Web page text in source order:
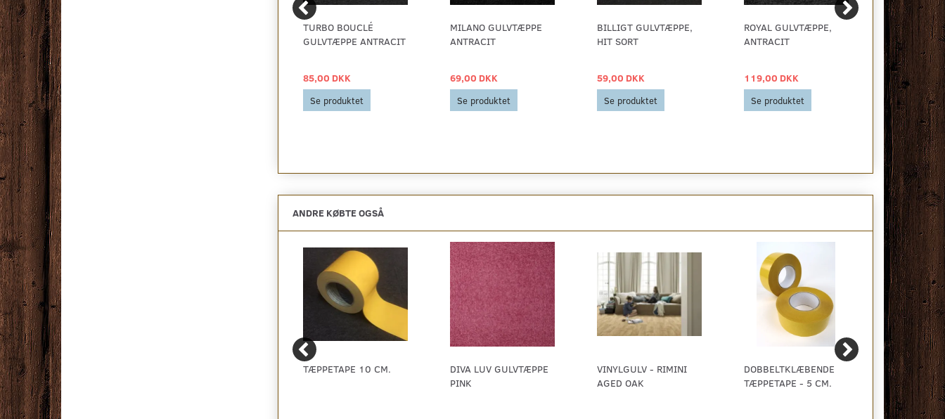
CAPRI ANTRACIT
NÅLEFILT GULVTÆPPE
29,00 DKK
Se produktet
TURBO BOUCLÉ
GULVTÆPPE ANTRACIT
85,00 DKK
Se produktet
MILANO GULVTÆPPE
ANTRACIT
69,00 DKK
Se produktet
BILLIGT GULVTÆPPE,
HIT SORT
59,00 DKK
Se produktet
ROYAL GULVTÆPPE,
ANTRACIT
119,00 DKK
Se produktet
ELITE LUV
ANTRACIT
139,00 DKK
Se
ANDRE KØBTE OGSÅ
GULVUNDERLAG
ACOUSTIC SILENCE
702 - MED
FUGTSPÆRRE
TÆPPETAPE 10 CM.
DIVA LUV GULVTÆPPE
PINK
VINYLGULV - RIMINI
AGED OAK
DOBBELTKLÆBENDE
TÆPPETAPE - 5 CM.
VINYLGULV
HVID